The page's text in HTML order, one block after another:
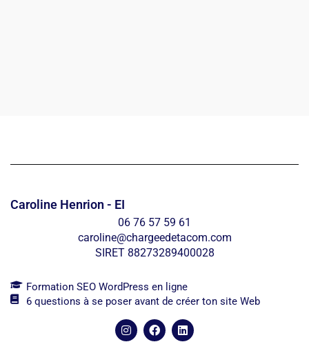
Caroline Henrion - EI
06 76 57 59 61
caroline@chargeedetacom.com
SIRET 88273289400028
Formation SEO WordPress en ligne
6 questions à se poser avant de créer ton site Web